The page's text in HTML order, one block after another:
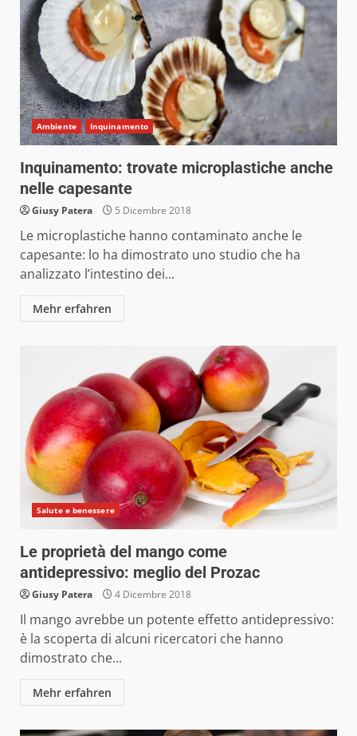
Ambiente Inquinamento
Inquinamento: trovate microplastiche anche
nelle capesante
Giusy Patera 5 Dicembre 2018
Le microplastiche hanno contaminato anche le
capesante: lo ha dimostrato uno studio che ha
analizzato l’intestino dei...
Mehr erfahren
Salute e benessere
Le proprietà del mango come
antidepressivo: meglio del Prozac
Giusy Patera 4 Dicembre 2018
Il mango avrebbe un potente effetto antidepressivo:
è la scoperta di alcuni ricercatori che hanno
dimostrato che...
Mehr erfahren